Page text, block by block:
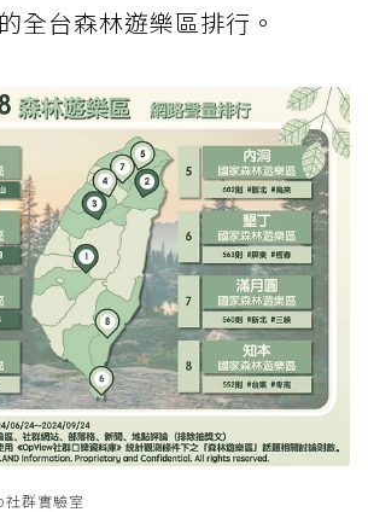
全台森林遊樂區排行。
群實驗室